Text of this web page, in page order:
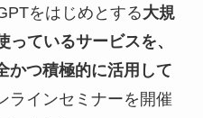
をはじめとする大規
ているサービスを、
かつ積極的に活用して
ラインセミナーを開催